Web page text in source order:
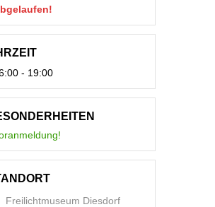
- 19:00
Freilichtmuseum Diesdorf